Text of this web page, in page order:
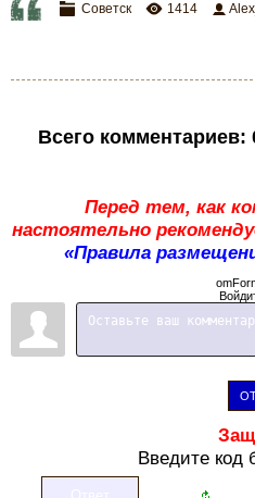
Советск 1414
Всего комментариев:
Перед тем, как
настоятельно
«Правила
Введите код